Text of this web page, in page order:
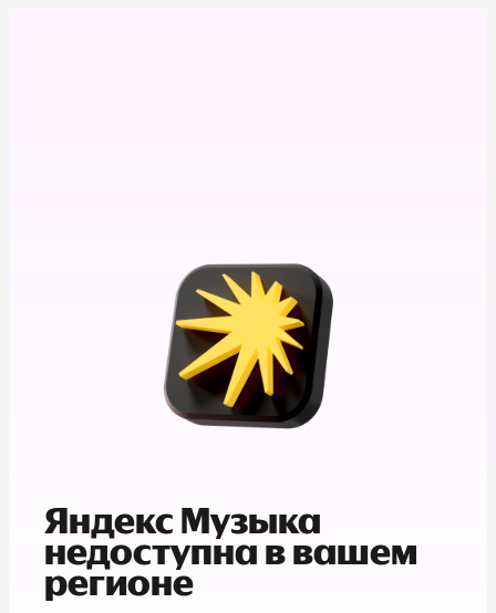
Яндекс Музыка
недоступна в вашем
регионе